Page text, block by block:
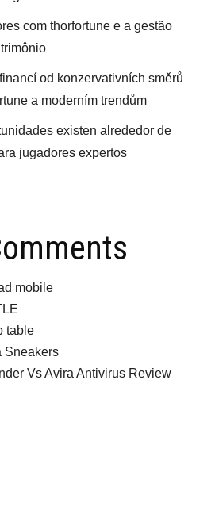
com thorfortune e a gestão
od konzervativních směrů
a moderním trendům
existen alrededor de
jugadores expertos
mobile
table
Sneakers
Vs Avira Antivirus Review